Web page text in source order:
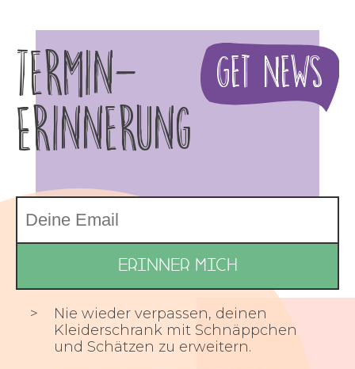
Termin-
Erinnerung
Get News
Nie wieder verpassen, deinen
Kleiderschrank mit Schnäppchen
und Schätzen zu erweitern.